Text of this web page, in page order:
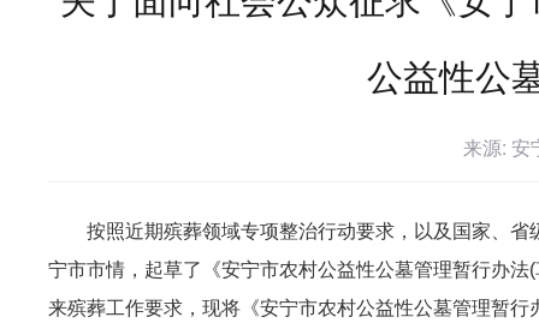
公益性公
来源:
按照近期殡葬领域专项整治行动要求，以及国家、省
宁市市情，起草了《安宁市农村公益性公墓管理暂行办
来殡葬工作要求，现将《安宁市农村公益性公墓管理暂